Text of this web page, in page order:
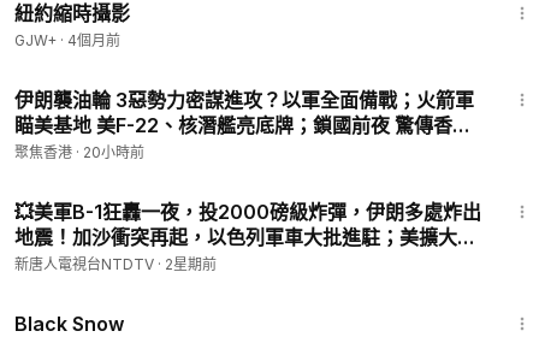
紐約縮時攝影
GJW+ · 4個月前
伊朗襲油輪 3惡勢力密謀進攻？以軍全面備戰；火箭軍
瞄美基地 美F-22、核潛艦亮底牌；鎖國前夜 驚傳香港
200高官被拿下 郭德綱突出走？【今日看點】
聚焦香港 · 20小時前
💥美軍B-1狂轟一夜，投2000磅級炸彈，伊朗多處炸出
地震！加沙衝突再起，以色列軍車大批進駐；美擴大戰
備，週末來襲？羅馬尼亞F-16擊落無人機，北約進場？
新唐人電視台NTDTV · 2星期前
Black Snow